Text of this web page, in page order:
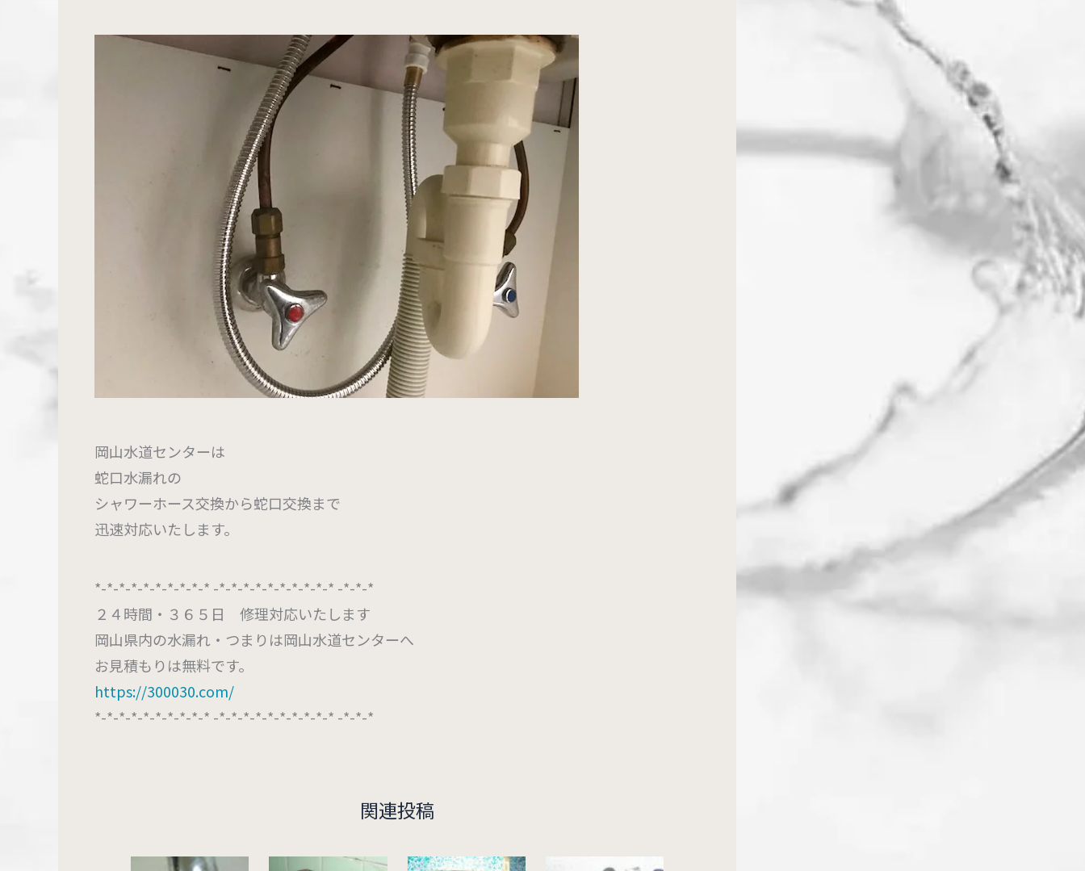
岡山水道センターは
蛇口水漏れの
シャワーホース交換から蛇口交換まで
迅速対応いたします。
*-*-*-*-*-*-*-*-*-* -*-*-*-*-*-*-*-*-*-* -*-*-*
２４時間・３６５日 修理対応いたします
岡山県内の水漏れ・つまりは岡山水道センターへ
お見積もりは無料です。
https://300030.com/
*-*-*-*-*-*-*-*-*-* -*-*-*-*-*-*-*-*-*-* -*-*-*
関連投稿